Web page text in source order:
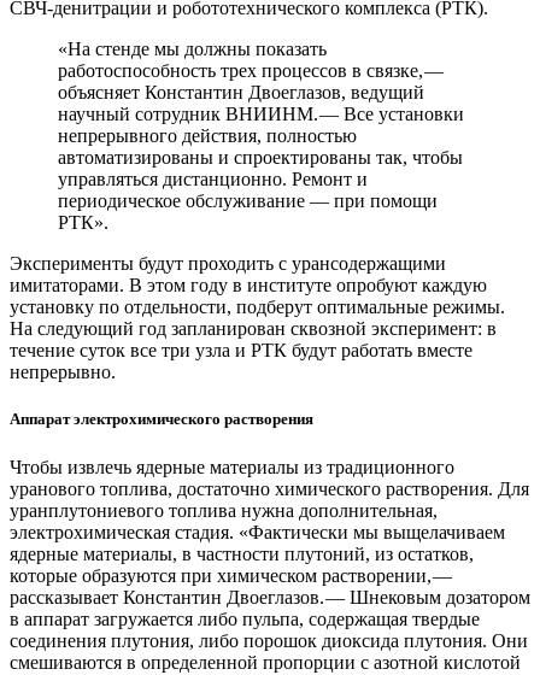
СВЧ-денитрации и робототехнического комплекса (РТК).
«На стенде мы должны показать
работоспособность трех процессов в связке, — ​
объясняет Константин Двоеглазов, ведущий
научный сотрудник ВНИИНМ. — ​Все установки
непрерывного действия, полностью
автоматизированы и спроектированы так, чтобы
управляться дистанционно. Ремонт и
периодическое обслуживание — ​при помощи
РТК».
Эксперименты будут проходить с урансодержащими
имитаторами. В этом году в институте опробуют каждую
установку по отдельности, подберут оптимальные режимы.
На следующий год запланирован сквозной эксперимент: в
течение суток все три узла и РТК будут работать вместе
непрерывно.
Аппарат электрохимического растворения
Чтобы извлечь ядерные материалы из традиционного
уранового топлива, достаточно химического растворения. Для
уранплутониевого топлива нужна дополнительная,
электрохимическая стадия. «Фактически мы выщелачиваем
ядерные материалы, в частности плутоний, из остатков,
которые образуются при химическом растворении, — ​
рассказывает Константин Двоеглазов. — ​Шнековым дозатором
в аппарат загружается либо пульпа, содержащая твердые
соединения плутония, либо порошок диоксида плутония. Они
смешиваются в определенной пропорции с азотной кислотой